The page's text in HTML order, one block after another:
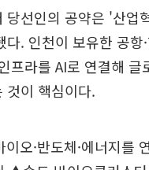
선인의 공약은 '산업
. 인천이 보유한 공항·
프라를 AI로 연결해 글
것이 핵심이다.
오·반도체·에너지를